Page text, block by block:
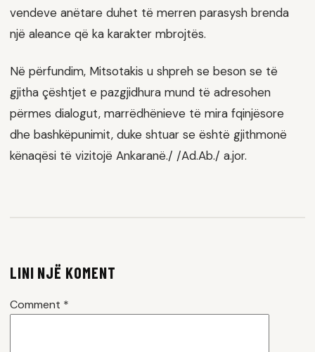
vendeve anëtare duhet të merren parasysh brenda
një aleance që ka karakter mbrojtës.
Në përfundim, Mitsotakis u shpreh se beson se të
gjitha çështjet e pazgjidhura mund të adresohen
përmes dialogut, marrëdhënieve të mira fqinjësore
dhe bashkëpunimit, duke shtuar se është gjithmonë
kënaqësi të vizitojë Ankaranë./ /Ad.Ab./ a.jor.
LINI NJË KOMENT
Comment *